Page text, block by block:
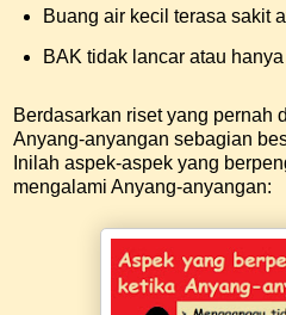
Buang air kecil terasa sakit
BAK tidak lancar atau
Berdasarkan riset yang pernah
Anyang-anyangan sebagian
Inilah aspek-aspek yang
mengalami Anyang-anyangan: